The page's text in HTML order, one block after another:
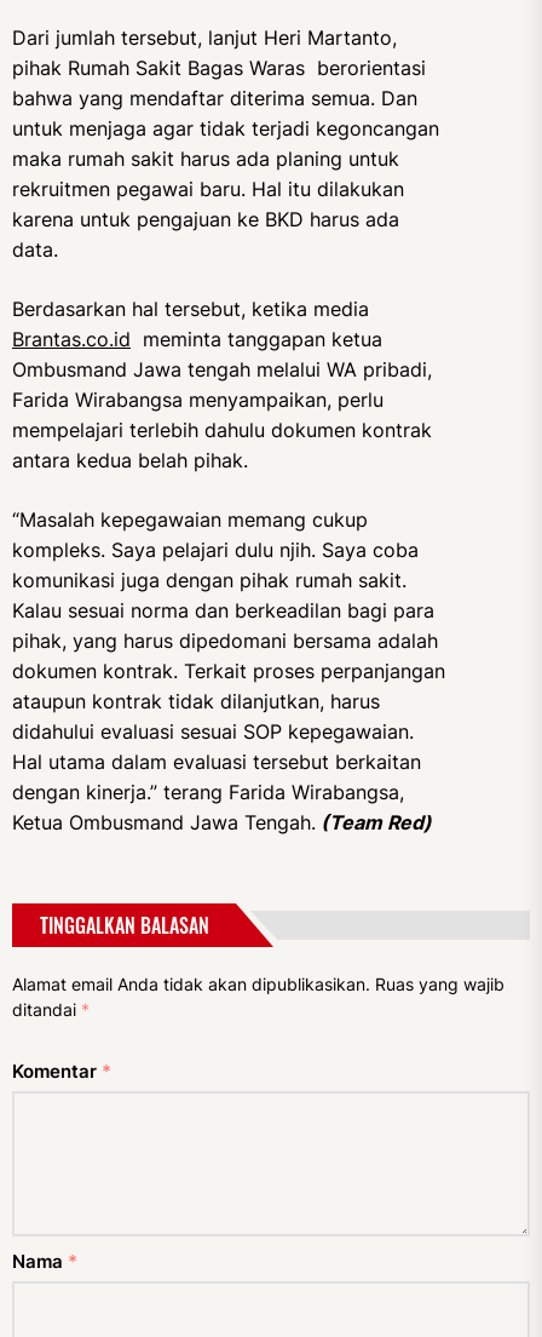
Dari jumlah tersebut, lanjut Heri Martanto,
pihak Rumah Sakit Bagas Waras berorientasi
bahwa yang mendaftar diterima semua. Dan
untuk menjaga agar tidak terjadi kegoncangan
maka rumah sakit harus ada planing untuk
rekruitmen pegawai baru. Hal itu dilakukan
karena untuk pengajuan ke BKD harus ada
data.
Berdasarkan hal tersebut, ketika media
Brantas.co.id meminta tanggapan ketua
Ombusmand Jawa tengah melalui WA pribadi,
Farida Wirabangsa menyampaikan, perlu
mempelajari terlebih dahulu dokumen kontrak
antara kedua belah pihak.
“Masalah kepegawaian memang cukup
kompleks. Saya pelajari dulu njih. Saya coba
komunikasi juga dengan pihak rumah sakit.
Kalau sesuai norma dan berkeadilan bagi para
pihak, yang harus dipedomani bersama adalah
dokumen kontrak. Terkait proses perpanjangan
ataupun kontrak tidak dilanjutkan, harus
didahului evaluasi sesuai SOP kepegawaian.
Hal utama dalam evaluasi tersebut berkaitan
dengan kinerja.” terang Farida Wirabangsa,
Ketua Ombusmand Jawa Tengah. (Team Red)
TINGGALKAN BALASAN
Alamat email Anda tidak akan dipublikasikan. Ruas yang wajib
ditandai *
Komentar *
Nama *